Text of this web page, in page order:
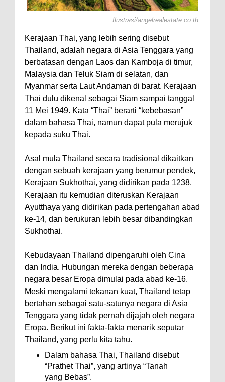
Ilustrasi/angelrealestate.co.th
Kerajaan Thai, yang lebih sering disebut
Thailand, adalah negara di Asia Tenggara yang
berbatasan dengan Laos dan Kamboja di timur,
Malaysia dan Teluk Siam di selatan, dan
Myanmar serta Laut Andaman di barat. Kerajaan
Thai dulu dikenal sebagai Siam sampai tanggal
11 Mei 1949. Kata “Thai” berarti “kebebasan”
dalam bahasa Thai, namun dapat pula merujuk
kepada suku Thai.
Asal mula Thailand secara tradisional dikaitkan
dengan sebuah kerajaan yang berumur pendek,
Kerajaan Sukhothai, yang didirikan pada 1238.
Kerajaan itu kemudian diteruskan Kerajaan
Ayutthaya yang didirikan pada pertengahan abad
ke-14, dan berukuran lebih besar dibandingkan
Sukhothai.
Kebudayaan Thailand dipengaruhi oleh Cina
dan India. Hubungan mereka dengan beberapa
negara besar Eropa dimulai pada abad ke-16.
Meski mengalami tekanan kuat, Thailand tetap
bertahan sebagai satu-satunya negara di Asia
Tenggara yang tidak pernah dijajah oleh negara
Eropa. Berikut ini fakta-fakta menarik seputar
Thailand, yang perlu kita tahu.
Dalam bahasa Thai, Thailand disebut
“Prathet Thai”, yang artinya “Tanah
yang Bebas”.